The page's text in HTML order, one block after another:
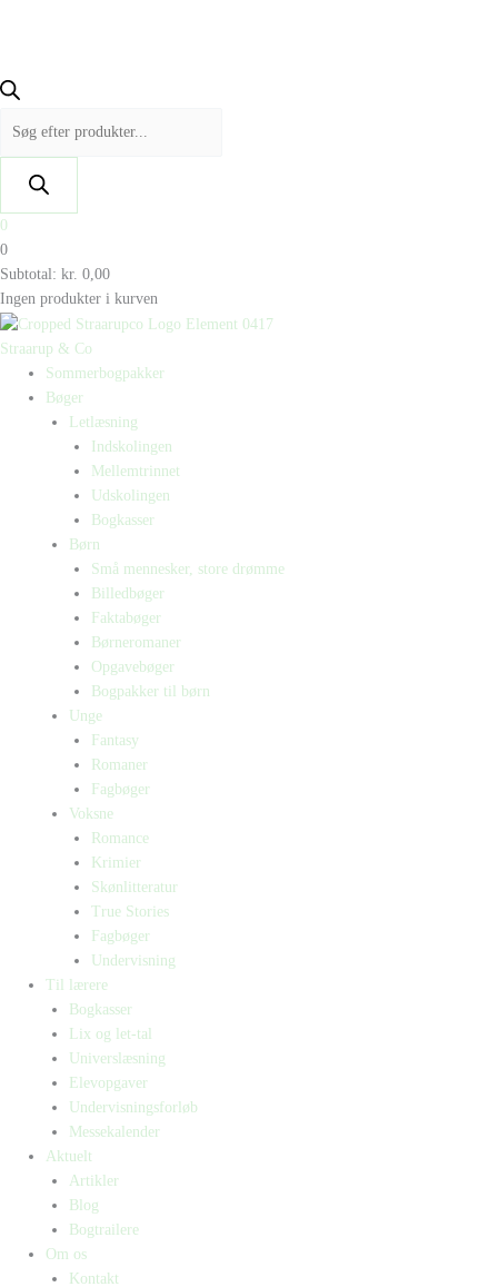
0
0
Subtotal: kr. 0,00
Ingen produkter i kurven
Straarup & Co
Sommerbogpakker
Bøger
Letlæsning
Indskolingen
Mellemtrinnet
Udskolingen
Bogkasser
Børn
Små mennesker, store drømme
Billedbøger
Faktabøger
Børneromaner
Opgavebøger
Bogpakker til børn
Unge
Fantasy
Romaner
Fagbøger
Voksne
Romance
Krimier
Skønlitteratur
True Stories
Fagbøger
Undervisning
Til lærere
Bogkasser
Lix og let-tal
Universlæsning
Elevopgaver
Undervisningsforløb
Messekalender
Aktuelt
Artikler
Blog
Bogtrailere
Om os
Kontakt